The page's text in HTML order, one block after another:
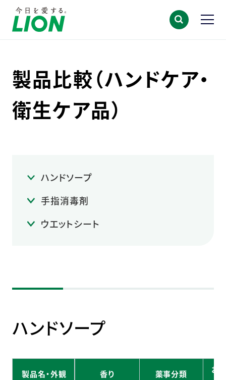
製品比較（ハンドケア・
衛生ケア品）
ハンドソープ
手指消毒剤
ウエットシート
ハンドソープ
製品名・外観 香り 薬事分類 お